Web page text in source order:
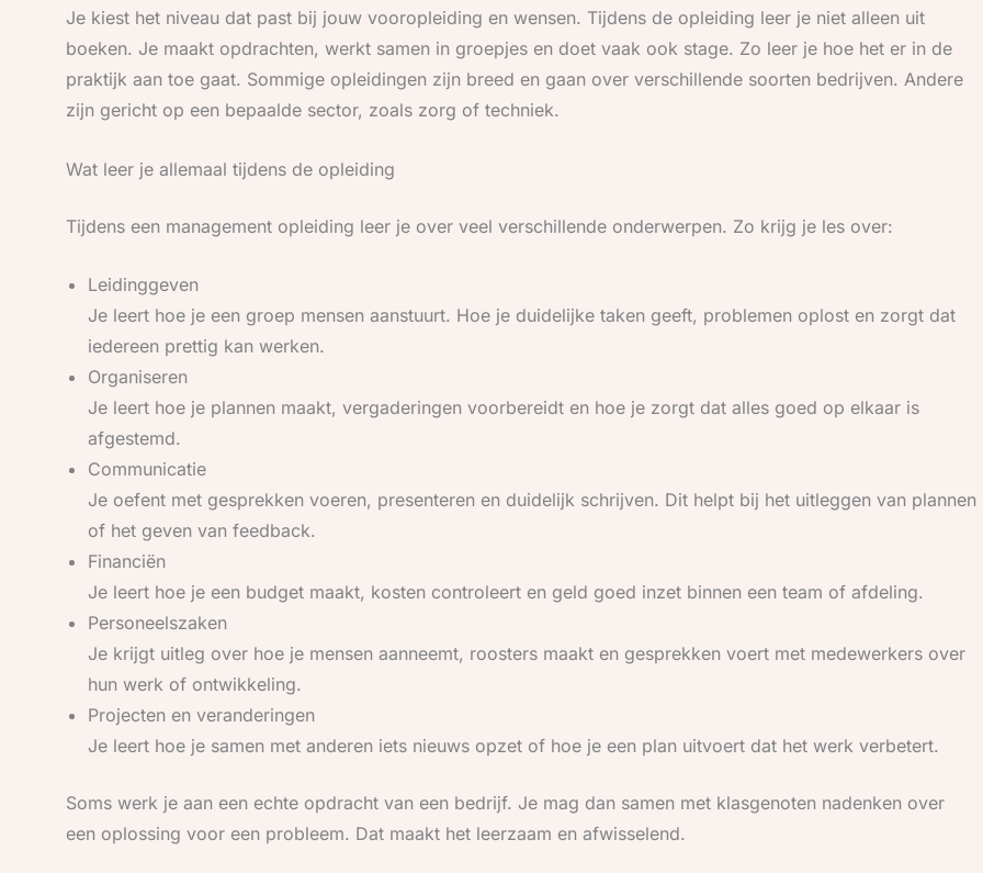
Je kiest het niveau dat past bij jouw vooropleiding en wensen. Tijdens de opleiding leer je niet alleen uit
boeken. Je maakt opdrachten, werkt samen in groepjes en doet vaak ook stage. Zo leer je hoe het er in de
praktijk aan toe gaat. Sommige opleidingen zijn breed en gaan over verschillende soorten bedrijven. Andere
zijn gericht op een bepaalde sector, zoals zorg of techniek.
Wat leer je allemaal tijdens de opleiding
Tijdens een management opleiding leer je over veel verschillende onderwerpen. Zo krijg je les over:
Leidinggeven
Je leert hoe je een groep mensen aanstuurt. Hoe je duidelijke taken geeft, problemen oplost en zorgt dat
iedereen prettig kan werken.
Organiseren
Je leert hoe je plannen maakt, vergaderingen voorbereidt en hoe je zorgt dat alles goed op elkaar is
afgestemd.
Communicatie
Je oefent met gesprekken voeren, presenteren en duidelijk schrijven. Dit helpt bij het uitleggen van plannen
of het geven van feedback.
Financiën
Je leert hoe je een budget maakt, kosten controleert en geld goed inzet binnen een team of afdeling.
Personeelszaken
Je krijgt uitleg over hoe je mensen aanneemt, roosters maakt en gesprekken voert met medewerkers over
hun werk of ontwikkeling.
Projecten en veranderingen
Je leert hoe je samen met anderen iets nieuws opzet of hoe je een plan uitvoert dat het werk verbetert.
Soms werk je aan een echte opdracht van een bedrijf. Je mag dan samen met klasgenoten nadenken over
een oplossing voor een probleem. Dat maakt het leerzaam en afwisselend.